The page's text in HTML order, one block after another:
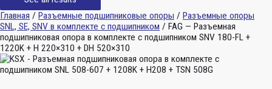
Главная / Разъемные подшипниковые опоры / Разъемные опоры
SNL, SE, SNV в комплекте с подшипником / FAG — Разъемная
подшипниковая опора в комплекте с подшипником SNV 180-FL +
1220K + H 220×310 + DH 520×310